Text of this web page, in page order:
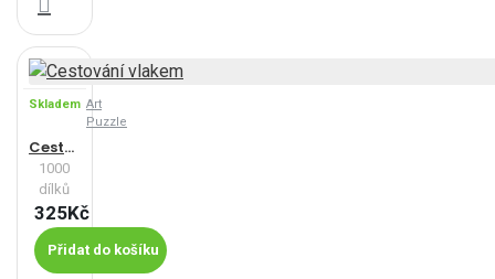
Skladem Art
Puzzle
Cestování vlakem
1000
dílků
325Kč
Přidat do košíku